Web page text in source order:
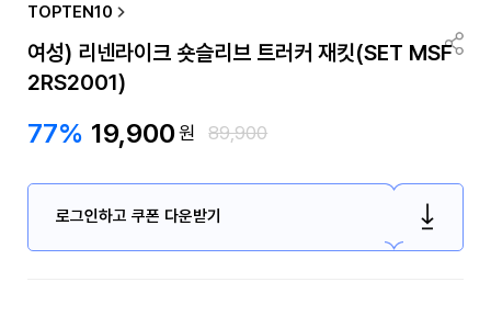
TOPTEN10
여성) 리넨라이크 숏슬리브 트러커 재킷(SET MSF
2RS2001)
77% 19,900원 89,900
로그인하고 쿠폰 다운받기